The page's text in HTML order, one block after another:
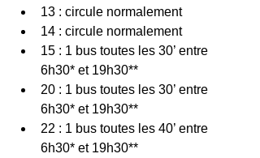
13 : circule normalement
14 : circule normalement
15 : 1 bus toutes les 30’ entre
6h30* et 19h30**
20 : 1 bus toutes les 30’ entre
6h30* et 19h30**
22 : 1 bus toutes les 40’ entre
6h30* et 19h30**